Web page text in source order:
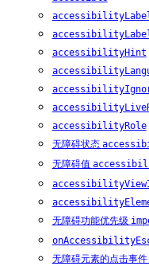
accessibilityHint
accessibilityRole
无障碍状态
无障碍值
无障碍功能优先级
无障碍元素的点击事件